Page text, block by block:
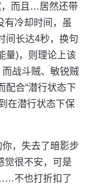
，而且…居然还带
有冷却时间，虽
间长达4秒，换句
量)，则理论上该
战斗贼、敏锐贼
配合“潜行状态下
在潜行状态下保
，失去了暗影步
觉很不安，可是
不也打折扣了